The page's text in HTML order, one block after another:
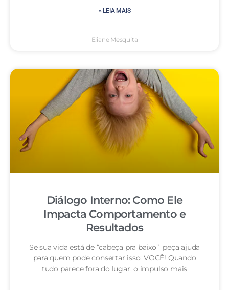
» LEIA MAIS
Eliane Mesquita
Diálogo Interno: Como Ele
Impacta Comportamento e
Resultados
Se sua vida está de “cabeça pra baixo” peça ajuda
para quem pode consertar isso: VOCÊ! Quando
tudo parece fora do lugar, o impulso mais